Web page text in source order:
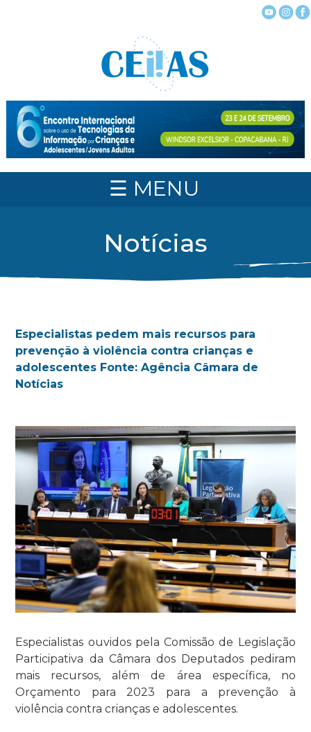
☰ MENU
Notícias
Especialistas pedem mais recursos para
prevenção à violência contra crianças e
adolescentes Fonte: Agência Câmara de
Notícias
Especialistas ouvidos pela Comissão de Legislação
Participativa da Câmara dos Deputados pediram
mais recursos, além de área específica, no
Orçamento para 2023 para a prevenção à
violência contra crianças e adolescentes.